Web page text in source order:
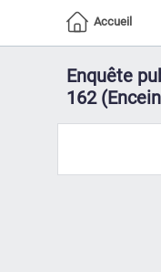
Accueil
Enquête
162